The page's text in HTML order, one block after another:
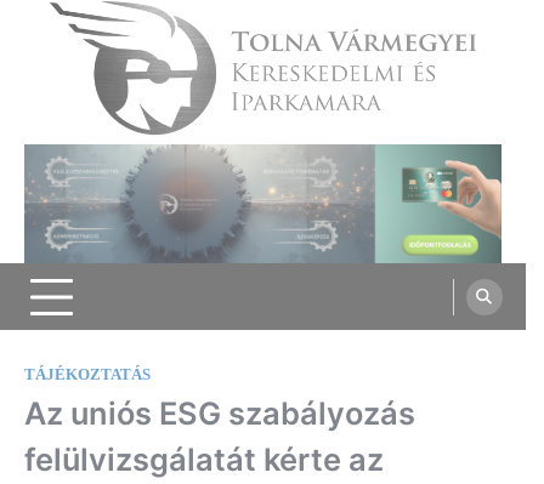
Tolna Vármegyei Kereskedelmi és
Iparkamara
TÁJÉKOZTATÁS
Az uniós ESG szabályozás
felülvizsgálatát kérte az